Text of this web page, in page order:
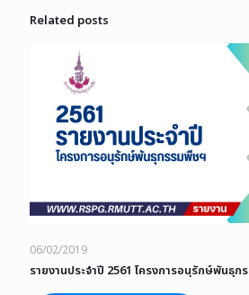
Related posts
06/02/2019
รายงานประจำปี 2561 โครงการอนุรักษ์พันธุก